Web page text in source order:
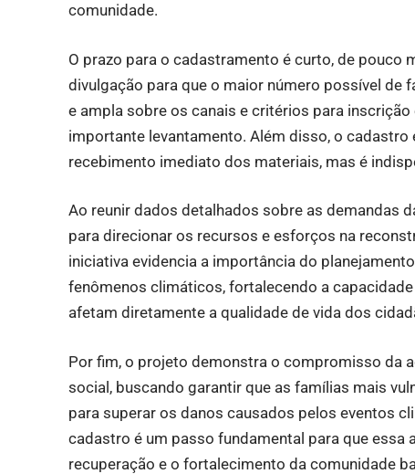
comunidade.
O prazo para o cadastramento é curto, de pouco
divulgação para que o maior número possível de
e ampla sobre os canais e critérios para
importante levantamento. Além disso, o cadastro
recebimento imediato dos materiais, mas é
Ao reunir dados detalhados sobre as demandas
para direcionar os recursos e esforços na
iniciativa evidencia a importância do
fenômenos climáticos, fortalecendo a
afetam diretamente a qualidade de vida dos
Por fim, o projeto demonstra o compromisso da
social, buscando garantir que as famílias mais
para superar os danos causados pelos eventos
cadastro é um passo fundamental para que essa
recuperação e o fortalecimento da comunidade